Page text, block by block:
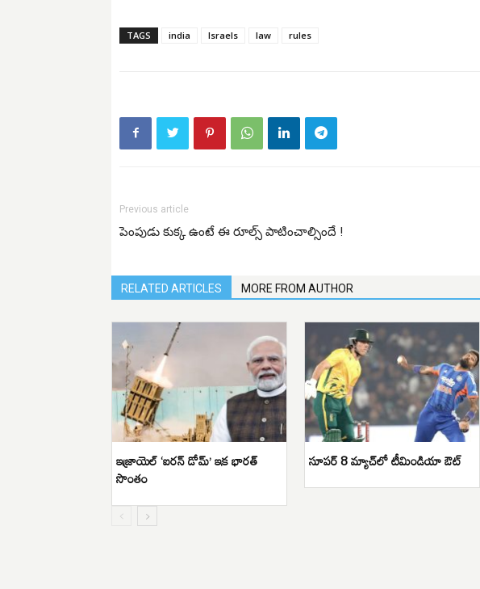
TAGS india Israels law rules
Previous article
పెంపుడు కుక్క ఉంటే ఈ రూల్స్ పాటించాల్సిందే !
RELATED ARTICLES MORE FROM AUTHOR
ఇజ్రాయెల్ ‘ఐరన్ డోమ్’ ఇక భారత్
సొంతం
సూపర్ 8 మ్యాచ్‌లో టీమిండియా ఔట్